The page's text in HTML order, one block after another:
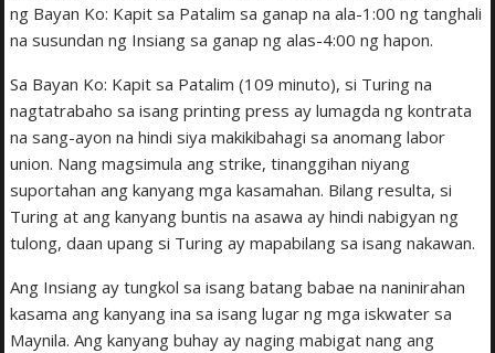
ng Bayan Ko: Kapit sa Patalim sa ganap na ala-1:00 ng tanghali
na susundan ng Insiang sa ganap ng alas-4:00 ng hapon.
Sa Bayan Ko: Kapit sa Patalim (109 minuto), si Turing na
nagtatrabaho sa isang printing press ay lumagda ng kontrata
na sang-ayon na hindi siya makikibahagi sa anomang labor
union. Nang magsimula ang strike, tinanggihan niyang
suportahan ang kanyang mga kasamahan. Bilang resulta, si
Turing at ang kanyang buntis na asawa ay hindi nabigyan ng
tulong, daan upang si Turing ay mapabilang sa isang nakawan.
Ang Insiang ay tungkol sa isang batang babae na naninirahan
kasama ang kanyang ina sa isang lugar ng mga iskwater sa
Maynila. Ang kanyang buhay ay naging mabigat nang ang